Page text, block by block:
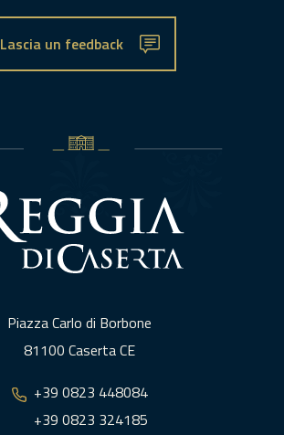
Lascia un feedback
Piazza Carlo di Borbone
81100 Caserta CE
+39 0823 448084
+39 0823 324185